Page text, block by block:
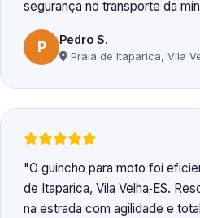
segurança no transporte da
P Pedro S.
Praia de Itaparica, Vila
O guincho para moto foi
de Itaparica, Vila Velha‑ES.
na estrada com agilidade e